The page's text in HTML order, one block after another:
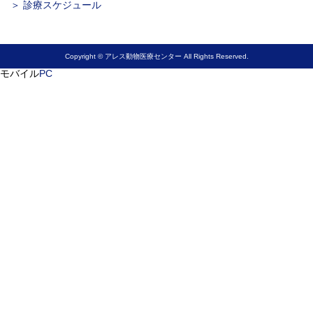
＞ 診療スケジュール
Copyright © アレス動物医療センター All Rights Reserved.
モバイルPC